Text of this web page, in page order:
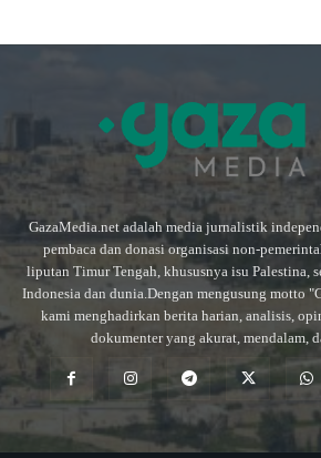
GazaMedia.net adalah media jurnalistik
pembaca dan donasi organisasi non-
liputan Timur Tengah, khususnya isu Palestina,
Indonesia dan dunia.Dengan mengusung motto
kami menghadirkan berita harian, analisis,
dokumenter yang akurat, mendalam,